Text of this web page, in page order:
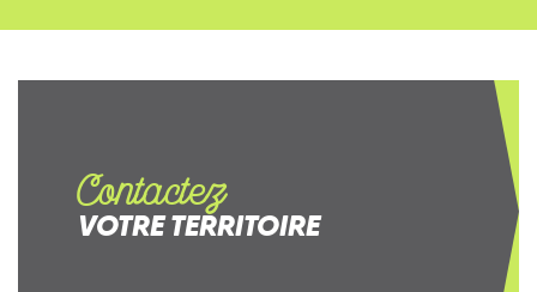
Contactez
VOTRE TERRITOIRE